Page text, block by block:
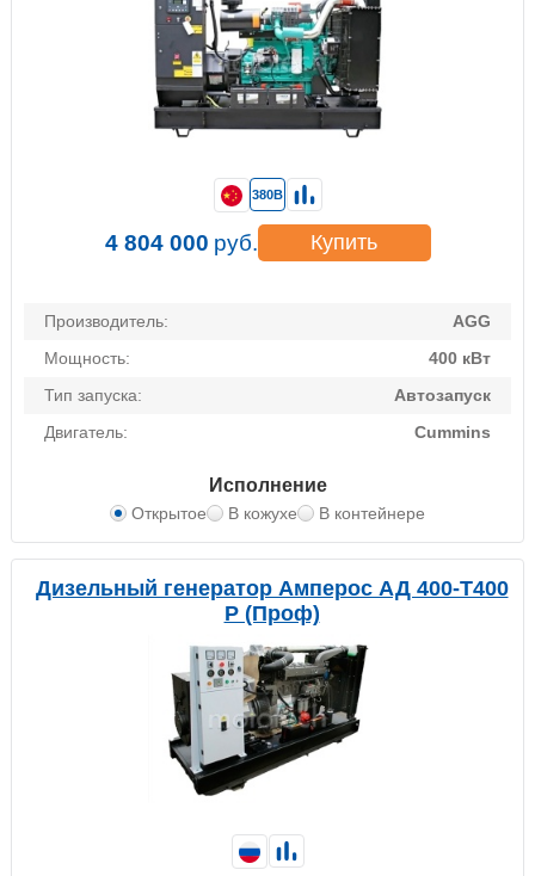
Производитель:
AGG
Мощность:
400 кВт
Тип запуска:
Автозапуск
Двигатель:
Cummins
Исполнение
Открытое В кожухе В контейнере
380В
4 804 000 руб. Купить
Дизельный генератор Амперос АД 400-Т400
P (Проф)